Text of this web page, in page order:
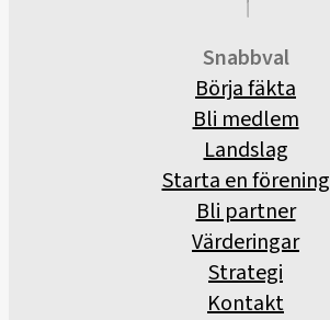
Snabbval
Börja fäkta
Bli medlem
Landslag
Starta en förening
Bli partner
Värderingar
Strategi
Kontakt